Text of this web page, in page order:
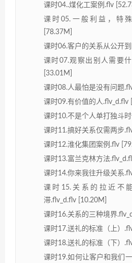
课时04..煤化工案例.flv
课时05.一般利益，特
[78.37M]
课时06.客户的关系从公开
课时07.观察出别人需要
[33.01M]
课时08.人最怕是没有问题
课时09.有价值的人.flv_d.flv
课时10.不是个人单打独斗
课时11.搞好关系仅需两步
课时12.淮化集团案例.flv
课时13.富兰克林方法
课时14.你来我往升级关系
课时15.关系的拉近不
滞.flv_d.flv [10.20M]
课时16.关系的三种境界
课时17.送礼的标准（上）
课时18.送礼的标准（下）
课时19.如何让客户和我们